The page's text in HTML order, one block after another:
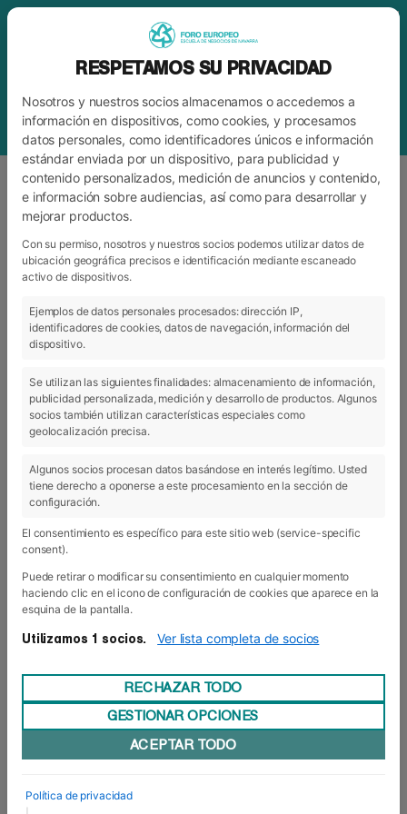
ETIQUETAGRADO OFICIAL
19 Dic 2019
Turismo experiencial
El grupo de alumnas del Grado de Turismo ha
turísticamente hablando. Entre las sesiones más
RESPETAMOS SU PRIVACIDAD
Nosotros y nuestros socios almacenamos o accedemos a
información en dispositivos, como cookies, y procesamos
datos personales, como identificadores únicos e información
estándar enviada por un dispositivo, para publicidad y
contenido personalizados, medición de anuncios y contenido,
e información sobre audiencias, así como para desarrollar y
mejorar productos.
Con su permiso, nosotros y nuestros socios podemos utilizar datos de
ubicación geográfica precisos e identificación mediante escaneado
activo de dispositivos.
Ejemplos de datos personales procesados: dirección IP,
identificadores de cookies, datos de navegación, información del
dispositivo.
Se utilizan las siguientes finalidades: almacenamiento de información,
publicidad personalizada, medición y desarrollo de productos. Algunos
socios también utilizan características especiales como
geolocalización precisa.
Algunos socios procesan datos basándose en interés legítimo. Usted
tiene derecho a oponerse a este procesamiento en la sección de
configuración.
El consentimiento es específico para este sitio web (service-specific
consent).
Puede retirar o modificar su consentimiento en cualquier momento
haciendo clic en el icono de configuración de cookies que aparece en la
esquina de la pantalla.
Utilizamos 1 socios. Ver lista completa de socios
RECHAZAR TODO
GESTIONAR OPCIONES
ACEPTAR TODO
Política de privacidad